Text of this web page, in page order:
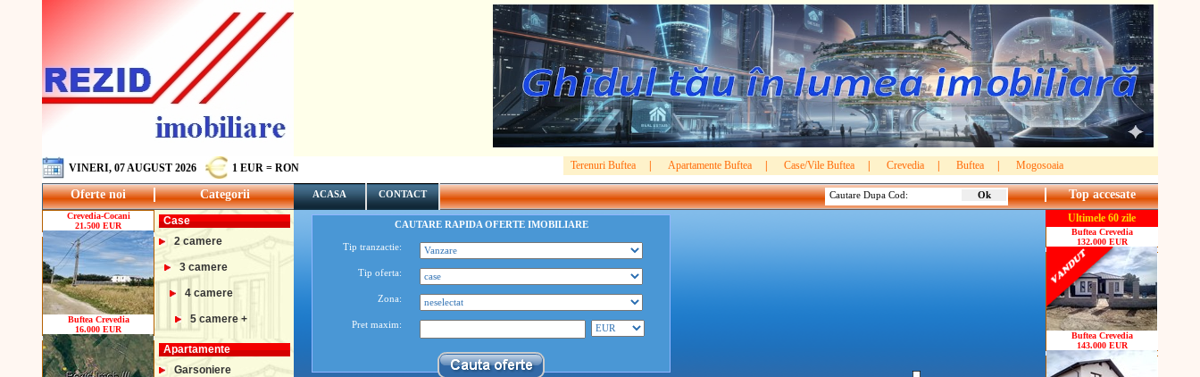
VINERI, 07 AUGUST 2026 1 EUR = RON Terenuri Buftea Apartamente Buftea Case/Vile Buftea Crevedia Buftea Mogosoaia
Oferte noi Categorii ACASA CONTACT Cautare Dupa Cod: Top accesate
Crevedia-Cocani
21.500 EUR
Buftea Crevedia
16.000 EUR
Case
2 camere
3 camere
4 camere
5 camere +
Apartamente
Garsoniere
CAUTARE RAPIDA OFERTE IMOBILIARE
Tip tranzactie:
Tip oferta:
Zona:
Pret maxim:
Ultimele 60 zile
Buftea Crevedia
132.000 EUR
Buftea Crevedia
143.000 EUR